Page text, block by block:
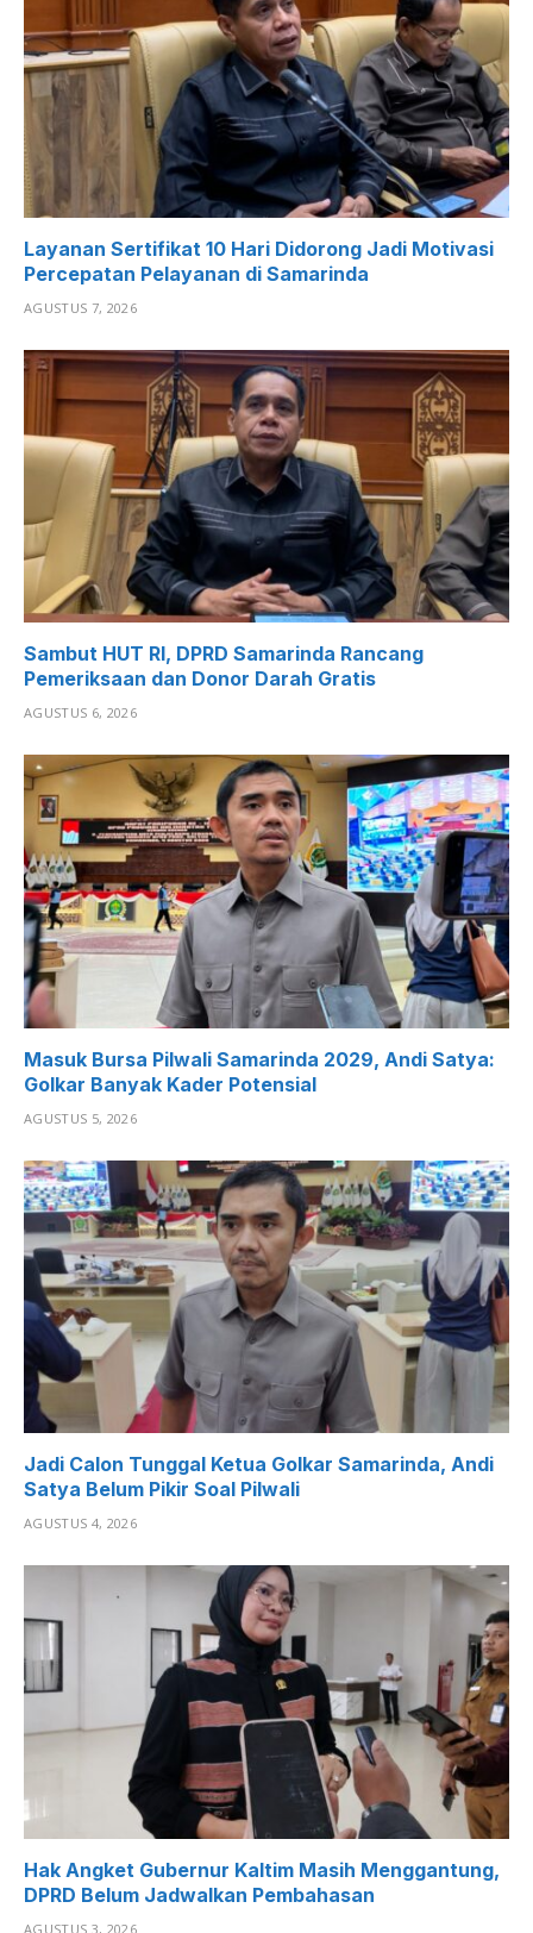
Layanan Sertifikat 10 Hari Didorong Jadi Motivasi
Percepatan Pelayanan di Samarinda
AGUSTUS 7, 2026
Sambut HUT RI, DPRD Samarinda Rancang
Pemeriksaan dan Donor Darah Gratis
AGUSTUS 6, 2026
Masuk Bursa Pilwali Samarinda 2029, Andi Satya:
Golkar Banyak Kader Potensial
AGUSTUS 5, 2026
Jadi Calon Tunggal Ketua Golkar Samarinda, Andi
Satya Belum Pikir Soal Pilwali
AGUSTUS 4, 2026
Hak Angket Gubernur Kaltim Masih Menggantung,
DPRD Belum Jadwalkan Pembahasan
AGUSTUS 3, 2026